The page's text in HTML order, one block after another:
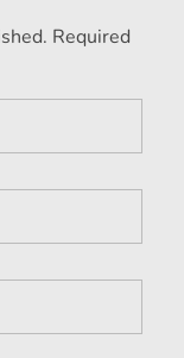
Required